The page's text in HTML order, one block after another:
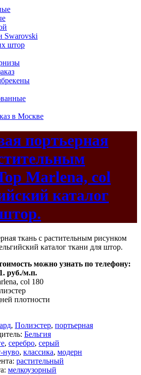
Swarovski
штор
в Москве
портьерная
Marlena, col
каталог
можно узнать по телефону:
руб./м.п.
col 180
плотности
, Полиэстер, портьерная
Бельгия
, серебро, серый
нуво, классика, модерн
растительный
мелкоузорный